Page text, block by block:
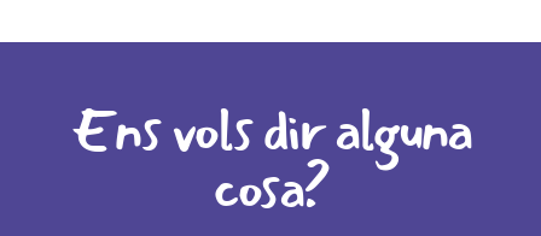
Ens vols dir alguna
cosa?